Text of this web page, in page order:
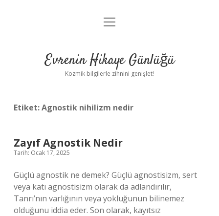
Anasayfa
Yasal Uyarı
menüyü
Evrenin Hikaye Günlüğü
Kozmik bilgilerle zihnini genişlet!
Etiket:Agnostik nihilizm nedir
Zayıf Agnostik Nedir
Tarih: Ocak 17, 2025
Güçlü agnostik ne demek? Güçlü agnostisizm, sert
veya katı agnostisizm olarak da adlandırılır,
Tanrı’nın varlığının veya yokluğunun bilinemez
olduğunu iddia eder. Son olarak, kayıtsız